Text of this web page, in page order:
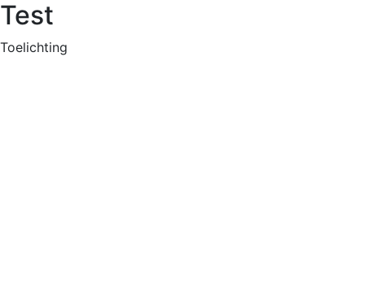
Test
Toelichting